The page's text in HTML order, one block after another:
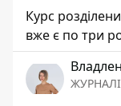
Курс
вже є по три